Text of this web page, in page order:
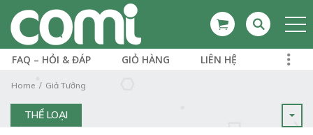
FAQ – HỎI & ĐÁP GIỎ HÀNG LIÊN HỆ
Home Giả Tưởng
THỂ LOẠI